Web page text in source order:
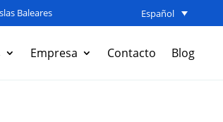
Baleares Español
Empresa Contacto Blog